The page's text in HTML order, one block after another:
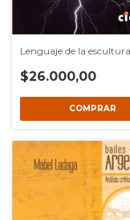
Lenguaje de la
$26.000,00